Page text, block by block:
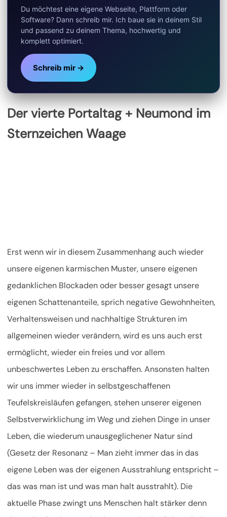
Du möchtest eine eigene Webseite, Plattform oder
Software? Dann schreib mir. Ich baue sie in deinem Stil
und passend zu deinem Thema, hochwertig und
komplett optimiert.
Schreib mir →
Der vierte Portaltag + Neumond im
Sternzeichen Waage
Erst wenn wir in diesem Zusammenhang auch wieder
unsere eigenen karmischen Muster, unsere eigenen
gedanklichen Blockaden oder besser gesagt unsere
eigenen Schattenanteile, sprich negative Gewohnheiten,
Verhaltensweisen und nachhaltige Strukturen im
allgemeinen wieder verändern, wird es uns auch erst
ermöglicht, wieder ein freies und vor allem
unbeschwertes Leben zu erschaffen. Ansonsten halten
wir uns immer wieder in selbstgeschaffenen
Teufelskreisläufen gefangen, stehen unserer eigenen
Selbstverwirklichung im Weg und ziehen Dinge in unser
Leben, die wiederum unausgeglichener Natur sind
(Gesetz der Resonanz – Man zieht immer das in das
eigene Leben was der eigenen Ausstrahlung entspricht –
das was man ist und was man halt ausstrahlt). Die
aktuelle Phase zwingt uns Menschen halt stärker denn